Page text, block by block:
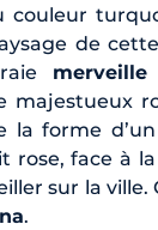
couleur
de
majestueux
la forme
rose, face à
sur la ville.
.